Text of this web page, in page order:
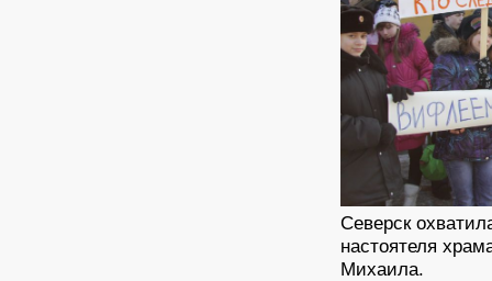
Северск
настоятеля
Михаила.